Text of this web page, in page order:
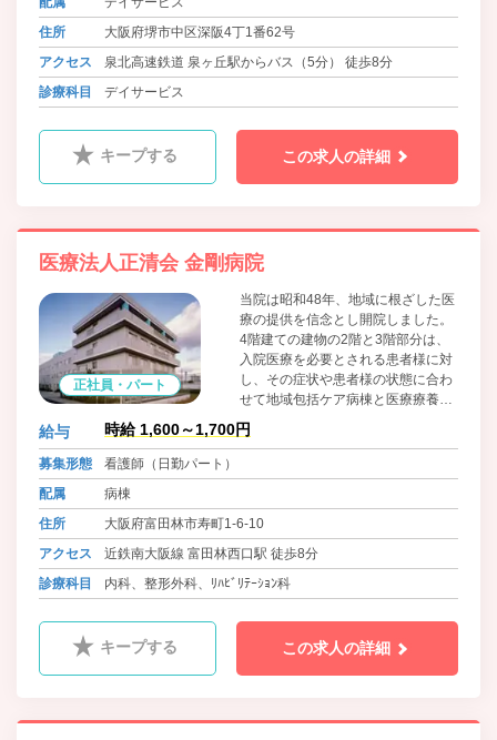
住所
大阪府堺市中区深阪4丁1番62号
アクセス
泉北高速鉄道 泉ヶ丘駅からバス（5分） 徒歩8分
診療科目
デイサービス
キープする この求人の詳細
医療法人正清会 金剛病院
正社員・パート
当院は昭和48年、地域に根ざした医
療の提供を信念とし開院しました。
4階建ての建物の2階と3階部分は、
入院医療を必要とされる患者様に対
し、その症状や患者様の状態に合わ
せて地域包括ケア病棟と医療療養病
棟の2種の病床を備えております。
給与 時給 1,600～1,700円
募集形態
看護師（日勤パート）
配属
病棟
住所
大阪府富田林市寿町1-6-10
アクセス
近鉄南大阪線 富田林西口駅 徒歩8分
診療科目
内科、整形外科、ﾘﾊﾋﾞﾘﾃｰｼｮﾝ科
キープする この求人の詳細